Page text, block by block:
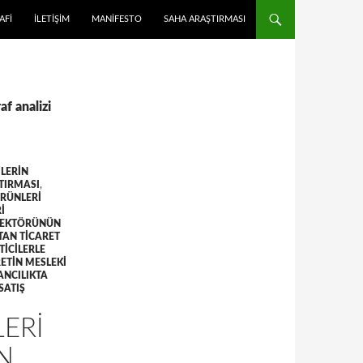
İLETIŞIM MANIFESTO SAHA ARAŞTIRMASI
analizi
,
TICARET
MESLEKI